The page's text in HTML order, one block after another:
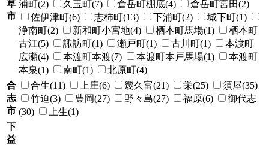
草
市
浦町(2)
久玉町(7) 倉岳町棚底(4)
倉岳町宮田(2)
佐伊津町(6)
志柿町(13) 下浦町(2)
城下町(1)
浄南町(2)
新和町小宮地(4) 栖本町馬場(1)
栖本町
古江(5)
諏訪町(1) 瀬戸町(1) 古川町(1)
本渡町
広瀬(4)
本渡町本渡(7) 本渡町本戸馬場(1)
本渡町
本泉(1)
南町(1)
北原町(4)
合
志
市
合生(11) 上庄(6) 幾久富(21) 栄(25)
須屋(35)
竹迫(3)
豊岡(27) 野々島(27) 福原(6)
御代志
(30)
上生(1)
下
益